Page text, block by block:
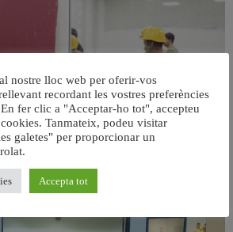
6 agost, 2026
nostre lloc web per oferir-vos
recordant les vostres preferències
fer clic a "Acceptar-ho tot", accepteu
Tanmateix, podeu visitar
galetes" per proporcionar un
Accepta tot